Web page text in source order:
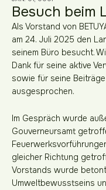
Besuch beim
Als Vorstand von
am 24. Juli 2025 den
seinem Büro besucht.
Dank für seine aktive
sowie für seine
ausgesprochen.
Im Gespräch wurde
Gouverneursamt
gleicher Richtung
Vorstands wurde
Umweltbewusstseins